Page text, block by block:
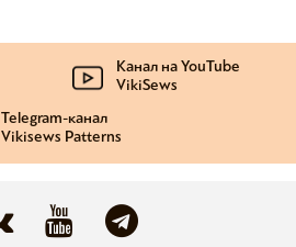
Канал на YouTube
VikiSews
Telegram-канал
Vikisews Patterns